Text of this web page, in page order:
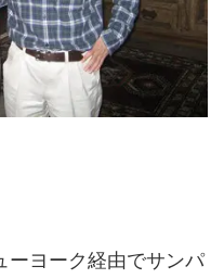
ーヨーク経由でサンパ